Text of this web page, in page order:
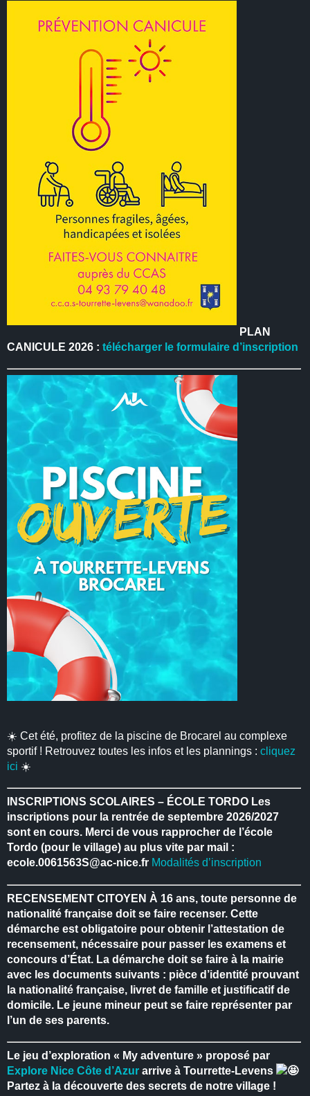
PLAN
CANICULE 2026 :télécharger le formulaire d’inscription
☀️ Cet été, profitez de la piscine de Brocarel au complexe
sportif ! Retrouvez toutes les infos et les plannings :cliquez
ici ☀️
INSCRIPTIONS SCOLAIRES – ÉCOLE TORDO Les
inscriptions pour la rentrée de septembre 2026/2027
sont en cours. Merci de vous rapprocher de l’école
Tordo (pour le village) au plus vite par mail :
ecole.0061563S@ac-nice.fr Modalités d’inscription
RECENSEMENT CITOYEN À 16 ans, toute personne de
nationalité française doit se faire recenser. Cette
démarche est obligatoire pour obtenir l’attestation de
recensement, nécessaire pour passer les examens et
concours d’État. La démarche doit se faire à la mairie
avec les documents suivants : pièce d’identité prouvant
la nationalité française, livret de famille et justificatif de
domicile. Le jeune mineur peut se faire représenter par
l’un de ses parents.
Le jeu d’exploration « My adventure » proposé par
Explore Nice Côte d’Azur arrive à Tourrette-Levens
Partez à la découverte des secrets de notre village !